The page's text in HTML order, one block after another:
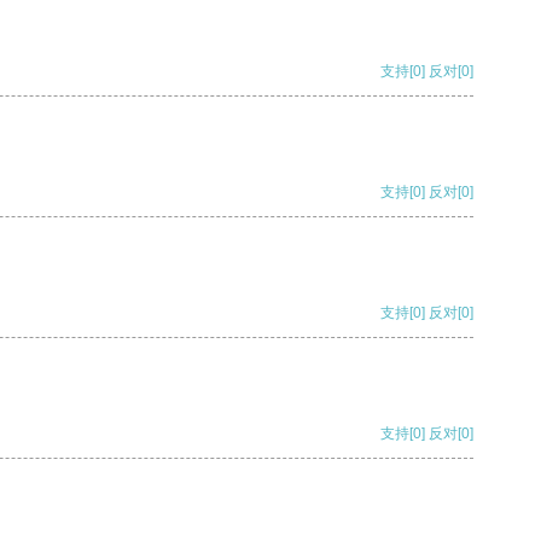
支持[0] 反对[0]
支持[0] 反对[0]
支持[0] 反对[0]
支持[0] 反对[0]